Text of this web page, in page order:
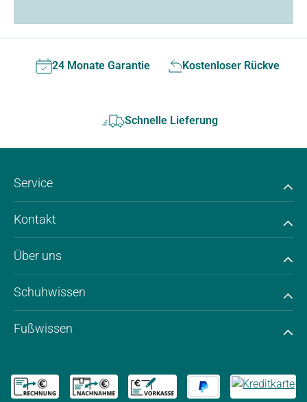
24 Monate Garantie Kostenloser Rückversand
Schnelle Lieferung
Service
Kontakt
Über uns
Schuhwissen
Fußwissen